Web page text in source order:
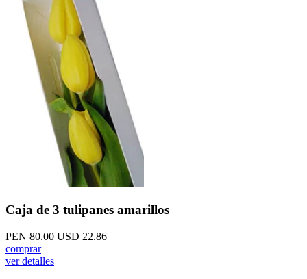
Caja de 3 tulipanes amarillos
PEN 80.00 USD 22.86
comprar
ver detalles